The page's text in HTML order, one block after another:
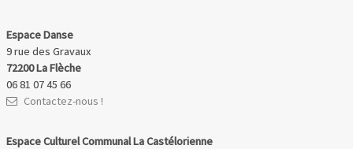
Espace Danse
9 rue des Gravaux
72200 La Flèche
06 81 07 45 66
Contactez-nous !
Espace Culturel Communal La Castélorienne